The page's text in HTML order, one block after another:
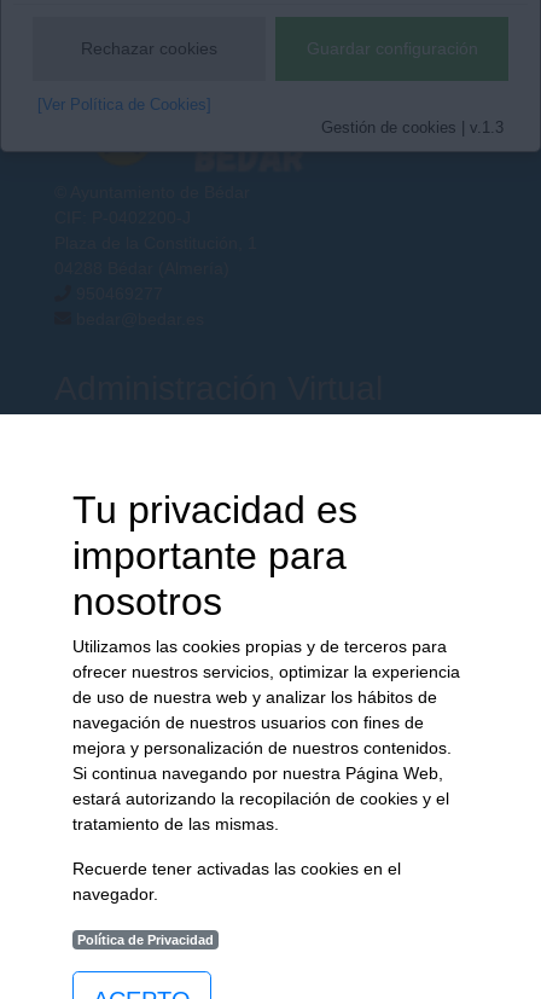
Rechazar cookies Guardar configuración
[Ver Política de Cookies]
Gestión de cookies | v.1.3
Tu privacidad es
importante para
nosotros
Utilizamos las cookies propias y de terceros para
ofrecer nuestros servicios, optimizar la experiencia
de uso de nuestra web y analizar los hábitos de
navegación de nuestros usuarios con fines de
mejora y personalización de nuestros contenidos.
Si continua navegando por nuestra Página Web,
estará autorizando la recopilación de cookies y el
tratamiento de las mismas.
Recuerde tener activadas las cookies en el
navegador.
Política de Privacidad
Tablón de Anuncios
Perfil del Contratante
Guía de Servicios
Perfil de Transparencia
Perfil del ...
Visitante
Contratante
Ciudadanos
Empresas